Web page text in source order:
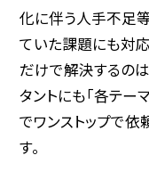
化に伴う人手不足
ていた課題にも対
だけで解決するの
タントにも「各テ
でワンストップで依
す。